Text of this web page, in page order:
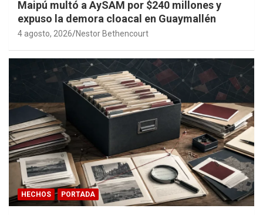
Maipú multó a AySAM por $240 millones y
expuso la demora cloacal en Guaymallén
4 agosto, 2026 Nestor Bethencourt
HECHOS PORTADA